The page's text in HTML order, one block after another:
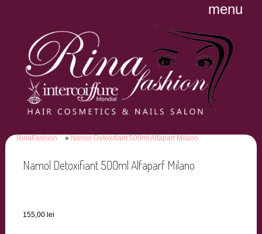
menu
RinaFashion Namol Detoxifiant 500ml Alfaparf Milano
Namol Detoxifiant 500ml Alfaparf Milano
155,00 lei